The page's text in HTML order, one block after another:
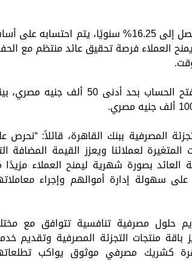
ويتيح حساب «ثروة» الجاري للعملاء الاستفادة من عائد يصل إلى 16.25% سنويًا، يتم احتسابه
العملاء فرصة تحقيق عائد منتظم مع
ويستهدف الحساب شريحة العملاء الأفراد، حيث يمكن فتح الحساب بحد أدنى 50 ألف
المصرفية ببنك القاهرة، قائلاً: “نحرص
المتغيرة لعملائنا ويعزز القيمة المضافة
بصورة شهرية ليمنح العملاء
سهولة إدارة أموالهم وإجراء
حلول مصرفية تنافسية تتوافق مع
باقة منتجات التجزئة المصرفية وتقديم
كشريك مصرفي موثوق يواكب